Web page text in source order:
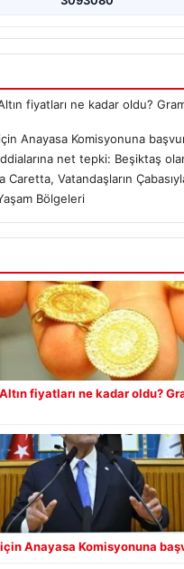
fiyatları ne kadar oldu?
Anayasa Komisyonuna
net tepki: Beşiktaş
Vatandaşların
Bölgeleri
fiyatları ne kadar oldu?
Anayasa Komisyonuna